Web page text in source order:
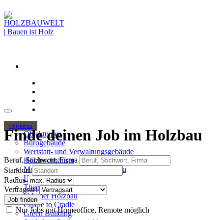
Objektbau
Objekttypen
Bürogebäude
Wertstatt- und Verwaltungsgebäude
Holzhochhäuser
Mehrgeschossiger Wohnungsbau
Hallenbau
Themen
Urbaner Holzbau
Cradle to Cradle
Green Building
Finde deinen Job im Holzbau
Beruf, Stichwort, Firma
Standort
Radius
Vertragsart
Nur Jobs mit Homeoffice, Remote möglich